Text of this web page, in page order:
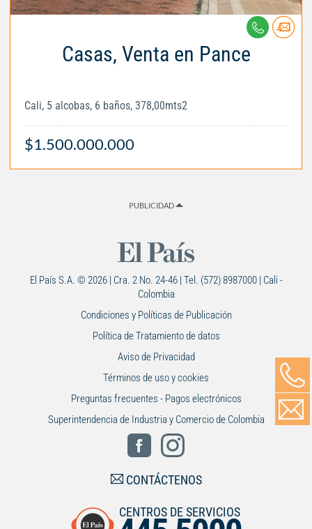
Casas, Venta en Pance
Cali, 5 alcobas, 6 baños, 378,00mts2
$1.500.000.000
PUBLICIDAD
El País S.A. © 2026 | Cra. 2 No. 24-46 | Tel. (572) 8987000 | Cali -
Colombia
Condiciones y Políticas de Publicación
Política de Tratamiento de datos
Aviso de Privacidad
Términos de uso y cookies
Preguntas frecuentes - Pagos electrónicos
Superintendencia de Industria y Comercio de Colombia
CONTÁCTENOS
CENTROS DE SERVICIOS